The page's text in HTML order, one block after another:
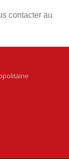
contacter au